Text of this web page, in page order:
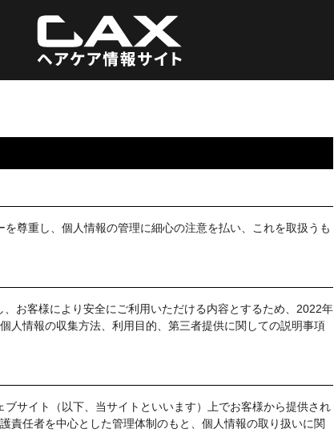
尊重し、個人情報の管理に細心の注意を払い、これを取扱うも
お客様により安全にご利用いただける内容とするため、2022年
人情報の収集方法、利用目的、第三者提供に関しての説明事項
サイト（以下、当サイトといいます）上でお客様から提供され
責任者を中心とした管理体制のもと、個人情報の取り扱いに関